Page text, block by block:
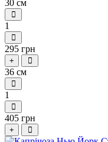
30 см
1
295 грн
+
36 см
1
405 грн
+